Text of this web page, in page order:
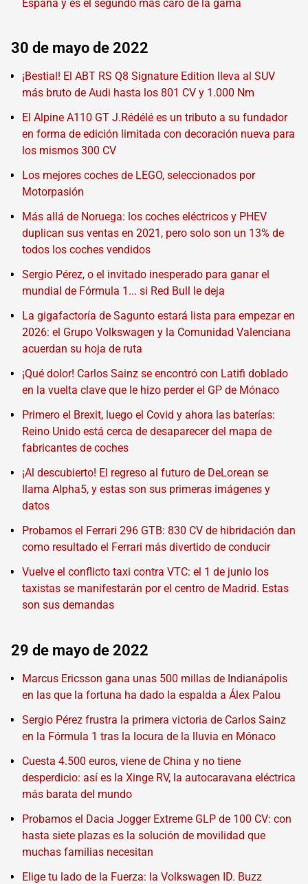
España y es el segundo más caro de la gama
30 de mayo de 2022
¡Bestial! El ABT RS Q8 Signature Edition lleva al SUV
más bruto de Audi hasta los 801 CV y 1.000 Nm
El Alpine A110 GT J.Rédélé es un tributo a su fundador
en forma de edición limitada con decoración nueva para
los mismos 300 CV
Los mejores coches de LEGO, seleccionados por
Motorpasión
Más allá de Noruega: los coches eléctricos y PHEV
duplican sus ventas en 2021, pero solo son un 13% de
todos los coches vendidos
Sergio Pérez, o el invitado inesperado para ganar el
mundial de Fórmula 1... si Red Bull le deja
La gigafactoría de Sagunto estará lista para empezar en
2026: el Grupo Volkswagen y la Comunidad Valenciana
acuerdan su hoja de ruta
¡Qué dolor! Carlos Sainz se encontró con Latifi doblado
en la vuelta clave que le hizo perder el GP de Mónaco
Primero el Brexit, luego el Covid y ahora las baterías:
Reino Unido está cerca de desaparecer del mapa de
fabricantes de coches
¡Al descubierto! El regreso al futuro de DeLorean se
llama Alpha5, y estas son sus primeras imágenes y
datos
Probamos el Ferrari 296 GTB: 830 CV de hibridación dan
como resultado el Ferrari más divertido de conducir
Vuelve el conflicto taxi contra VTC: el 1 de junio los
taxistas se manifestarán por el centro de Madrid. Estas
son sus demandas
29 de mayo de 2022
Marcus Ericsson gana unas 500 millas de Indianápolis
en las que la fortuna ha dado la espalda a Álex Palou
Sergio Pérez frustra la primera victoria de Carlos Sainz
en la Fórmula 1 tras la locura de la lluvia en Mónaco
Cuesta 4.500 euros, viene de China y no tiene
desperdicio: así es la Xinge RV, la autocaravana eléctrica
más barata del mundo
Probamos el Dacia Jogger Extreme GLP de 100 CV: con
hasta siete plazas es la solución de movilidad que
muchas familias necesitan
Elige tu lado de la Fuerza: la Volkswagen ID. Buzz